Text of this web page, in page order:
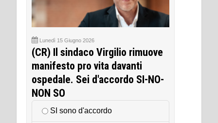
Lunedì 15 Giugno 2026
(CR) Il sindaco Virgilio rimuove
manifesto pro vita davanti
ospedale. Sei d'accordo SI-NO-
NON SO
SI sono d'accordo